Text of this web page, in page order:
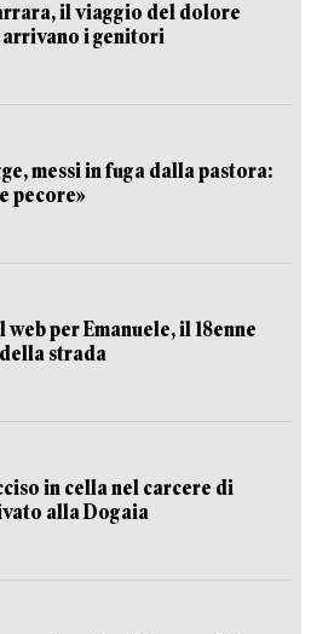
il viaggio del dolore
i genitori
messi in fuga dalla pastora:
pecore»
per Emanuele, il 18enne
strada
in cella nel carcere di
alla Dogaia